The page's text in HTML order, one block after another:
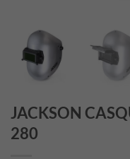
JACKSON
280